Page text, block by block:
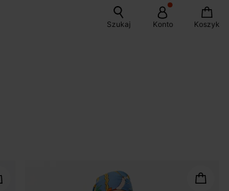
Szukaj Konto Koszyk